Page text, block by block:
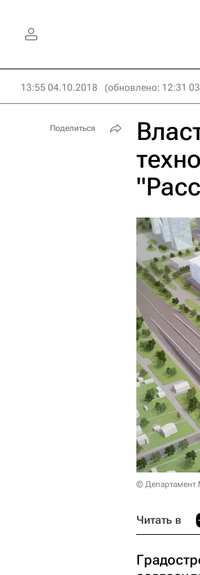
13:55 04.10.2018 (обновлено: 12:31
© Департамент
Читать в
Поделиться